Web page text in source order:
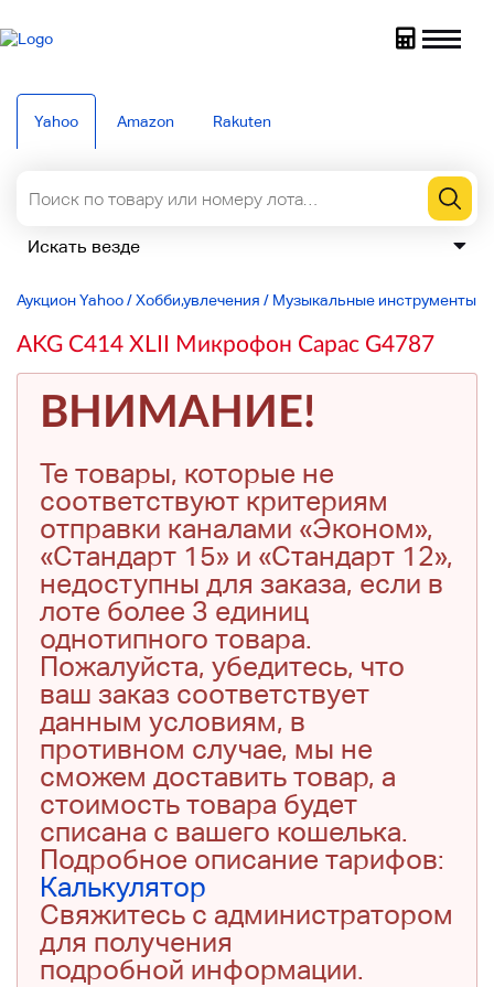
Yahoo Amazon Rakuten
Аукцион Yahoo/Хобби,увлечения / Музыкальные инструменты
AKG C414 XLII Микрофон Capac G4787
ВНИМАНИЕ!
Те товары, которые не
соответствуют критериям
отправки каналами «Эконом»,
«Стандарт 15» и «Стандарт 12»,
недоступны для заказа, если в
лоте более 3 единиц
однотипного товара.
Пожалуйста, убедитесь, что
ваш заказ соответствует
данным условиям, в
противном случае, мы не
сможем доставить товар, а
стоимость товара будет
списана с вашего кошелька.
Подробное описание тарифов:
Калькулятор
Свяжитесь с администратором
для получения
подробной информации.